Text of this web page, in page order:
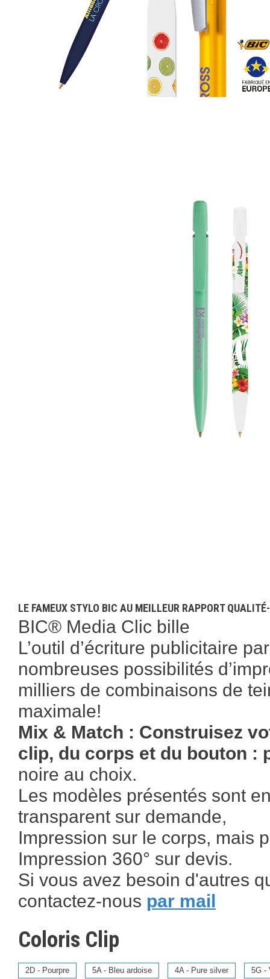
LE FAMEUX STYLO BIC AU MEILLEUR RAPPORT
BIC® Media Clic bille
L’outil d’écriture publicitaire
nombreuses possibilités
milliers de combinaisons de
maximale!
Mix & Match : Construisez
clip, du corps et du bouton :
noire au choix.
Les modèles présentés sont
transparent sur demande,
Impression sur le corps, mais
Impression 360° sur devis.
Si vous avez besoin d'autres
contactez-nous par mail
Coloris Clip
2D - Pourpre 5A - Bleu ardoise 4A - Pure silver 5G -